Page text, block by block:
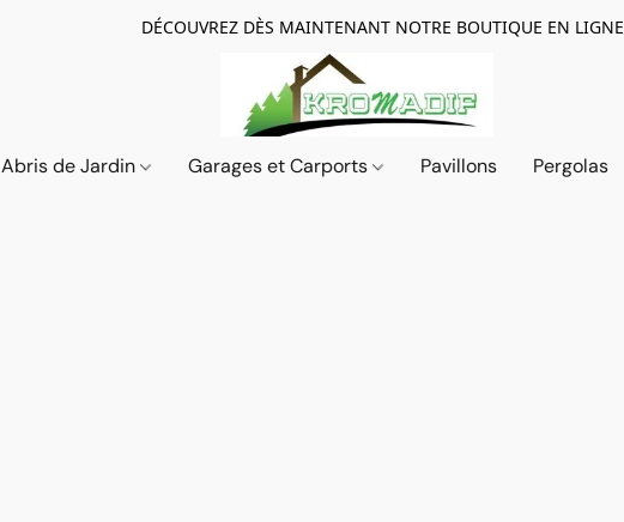
DÉCOUVREZ DÈS MAINTENANT NOTRE BOUTIQUE EN LIGNE
Abris de Jardin Garages et Carports Pavillons Pergolas